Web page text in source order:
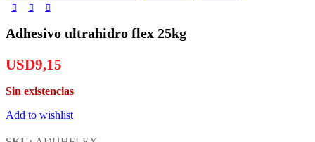
Adhesivo ultrahidro flex 25kg
USD9,15
Sin existencias
Add to wishlist